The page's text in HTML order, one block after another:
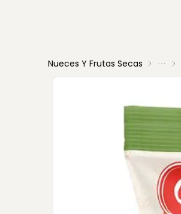
Nueces Y Frutas Secas